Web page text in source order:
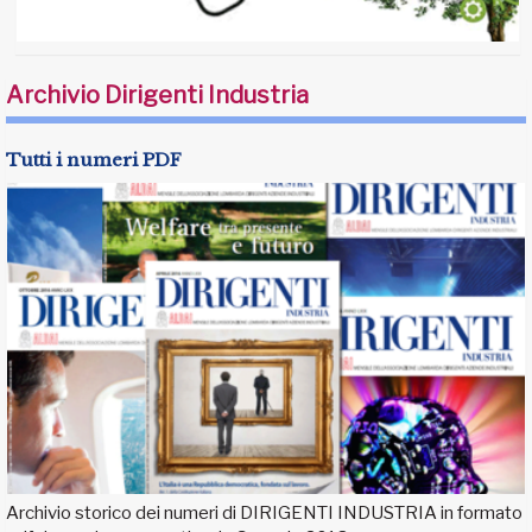
Archivio Dirigenti Industria
Tutti i numeri PDF
Archivio storico dei numeri di DIRIGENTI INDUSTRIA in formato